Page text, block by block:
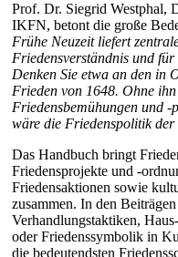
Prof. Dr. Siegrid Westphal,
IKFN, betont die große
Frühe Neuzeit liefert
Friedensverständnis und
Denken Sie etwa an den in
Frieden von 1648. Ohne
Friedensbemühungen und -
wäre die Friedenspolitik
Das Handbuch bringt
Friedensprojekte und -
Friedensaktionen sowie
zusammen. In den
Verhandlungstaktiken,
oder Friedenssymbolik in
die bedeutendsten